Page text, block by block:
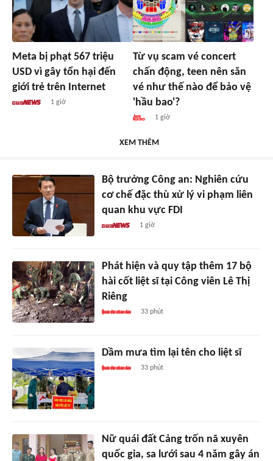
Meta bị phạt 567 triệu
USD vì gây tổn hại đến
giới trẻ trên Internet
1 giờ
Từ vụ scam vé concert
chấn động, teen nên săn
vé như thế nào để bảo vệ
'hầu bao'?
1 giờ
XEM THÊM
Bộ trưởng Công an: Nghiên cứu
cơ chế đặc thù xử lý vi phạm liên
quan khu vực FDI
1 giờ
Phát hiện và quy tập thêm 17 bộ
hài cốt liệt sĩ tại Công viên Lê Thị
Riêng
33 phút
Dầm mưa tìm lại tên cho liệt sĩ
33 phút
Nữ quái đất Cảng trốn nã xuyên
quốc gia, sa lưới sau 4 năm gây án